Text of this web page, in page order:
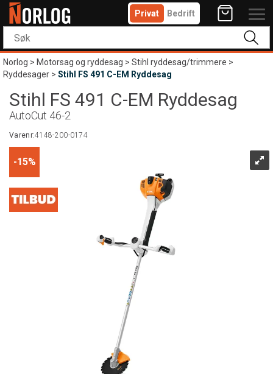
Privat Bedrift
Norlog>Motorsag og ryddesag>Stihl ryddesag/trimmere>
Ryddesager>Stihl FS 491 C-EM Ryddesag
Stihl FS 491 C-EM Ryddesag
AutoCut 46-2
Varenr:4148-200-0174
15%